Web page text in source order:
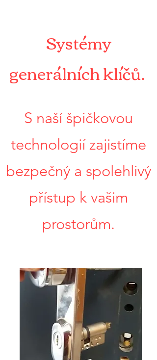
Systémy
generálních klíčů.
S naší špičkovou
technologií zajistíme
bezpečný a spolehlivý
přístup k vašim
prostorům.